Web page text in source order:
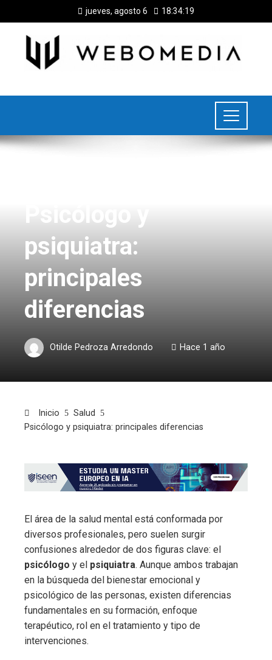
jueves, agosto 6 18:34:19
Psicólogo y
psiquiatra:
principales
diferencias
Otilde Pedroza Arredondo Hace 1 año
Inicio
Salud
Psicólogo y psiquiatra: principales diferencias
El área de la salud mental está conformada por
diversos profesionales, pero suelen surgir
confusiones alrededor de dos figuras clave: el
psicólogo y el psiquiatra. Aunque ambos trabajan
en la búsqueda del bienestar emocional y
psicológico de las personas, existen diferencias
fundamentales en su formación, enfoque
terapéutico, rol en el tratamiento y tipo de
intervenciones.